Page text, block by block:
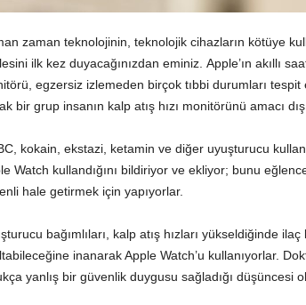
zaman teknolojinin, teknolojik cihazların kötüye
ilk kez duyacağınızdan eminiz. Apple’ın akıllı
egzersiz izlemeden birçok tıbbi durumları tespit
bir grup insanın kalp atış hızı monitörünü amacı
kokain, ekstazi, ketamin ve diğer uyuşturucu
Watch kullandığını bildiriyor ve ekliyor; bunu
hale getirmek için yapıyorlar.
bağımlıları, kalp atış hızları yükseldiğinde
inanarak Apple Watch’u kullanıyorlar.
yanlış bir güvenlik duygusu sağladığı düşüncesi